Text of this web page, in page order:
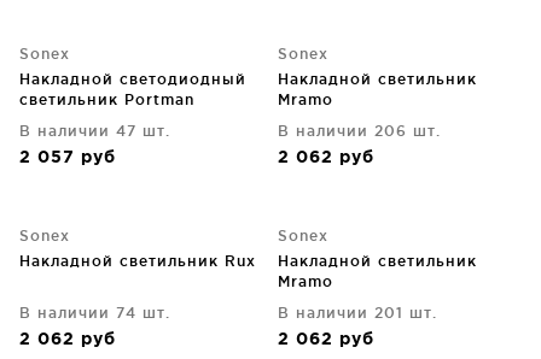
Sonex
Накладной светодиодный
светильник Portman
В наличии 47 шт.
2 057 руб
Sonex
Накладной светильник
Mramo
В наличии 206 шт.
2 062 руб
Sonex
Накладной светильник Rux
В наличии 74 шт.
2 062 руб
Sonex
Накладной светильник
Mramo
В наличии 201 шт.
2 062 руб